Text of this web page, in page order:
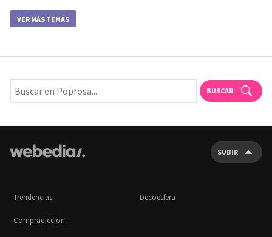
VER MÁS TEMAS
BUSCAR
SUBIR
Trendencias Decoesfera
Compradiccion